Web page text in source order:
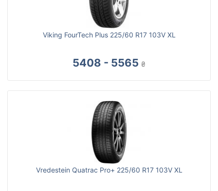
Viking FourTech Plus 225/60 R17 103V XL
5408 - 5565 ₴
Vredestein Quatrac Pro+ 225/60 R17 103V XL